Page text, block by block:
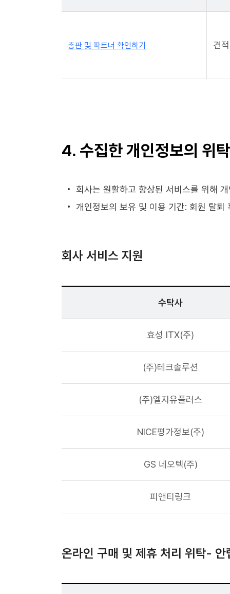
총판 및 파트너 확인하기 견
4. 수집한 개인정보의 위탁
회사는 원활하고 향상된 서비스를 위해
개인정보의 보유 및 이용 기간: 회원 탈
회사 서비스 지원
수탁사
효성 ITX(주)
(주)테크솔루션
(주)엘지유플러스
NICE평가정보(주)
GS 네오텍(주)
피앤티링크
온라인 구매 및 제휴 처리 위탁- 안